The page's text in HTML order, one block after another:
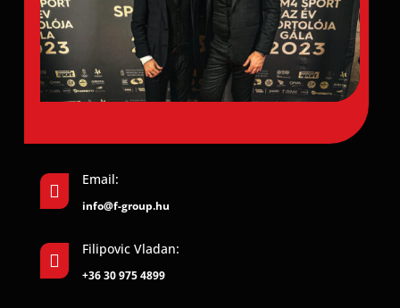

Email:
info@f-group.hu

Filipovic Vladan:
+36 30 975 4899